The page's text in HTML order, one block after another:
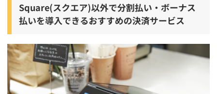
Square(スクエア)以外で分割払い・ボーナス
払いを導入できるおすすめの決済サービス